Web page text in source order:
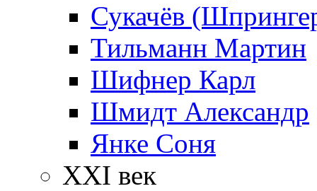
Сукачёв
Тильманн Мартин
Шифнер Карл
Шмидт Александр
Янке Соня
XXI век